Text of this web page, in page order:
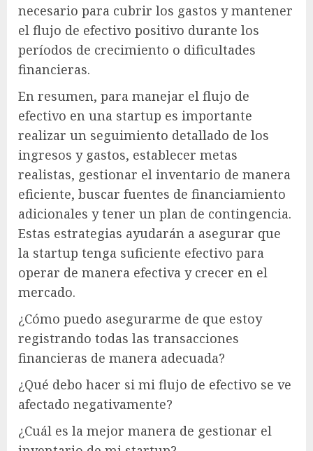
necesario para cubrir los gastos y mantener
el flujo de efectivo positivo durante los
períodos de crecimiento o dificultades
financieras.
En resumen, para manejar el flujo de
efectivo en una startup es importante
realizar un seguimiento detallado de los
ingresos y gastos, establecer metas
realistas, gestionar el inventario de manera
eficiente, buscar fuentes de financiamiento
adicionales y tener un plan de contingencia.
Estas estrategias ayudarán a asegurar que
la startup tenga suficiente efectivo para
operar de manera efectiva y crecer en el
mercado.
¿Cómo puedo asegurarme de que estoy
registrando todas las transacciones
financieras de manera adecuada?
¿Qué debo hacer si mi flujo de efectivo se ve
afectado negativamente?
¿Cuál es la mejor manera de gestionar el